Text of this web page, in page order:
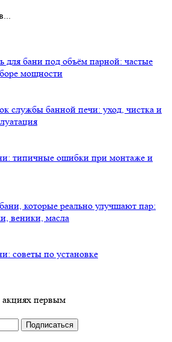
для бани под объём парной: частые
мощности
службы банной печи: уход, чистка и
типичные ошибки при монтаже и
которые реально улучшают пар:
веники, масла
советы по установке
акциях первым